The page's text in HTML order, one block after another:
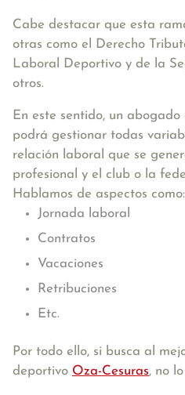
Cabe destacar que esta
otras como el Derecho
Laboral Deportivo y de la
otros.
En este sentido, un
podrá gestionar todas
relación laboral que se
profesional y el club o la
Hablamos de aspectos como:
Jornada laboral
Contratos
Vacaciones
Retribuciones
Etc.
Por todo ello, si busca al
deportivo Oza-Cesuras, no